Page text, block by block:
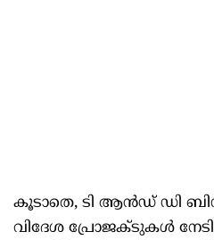
കൂടാതെ, ടി ആൻഡ് ഡി
വിദേശ പ്രോജക്ടുകൾ